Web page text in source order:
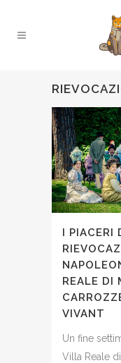
I PIACERI
REALE DI
VIVANT
Un fine
Villa Reale